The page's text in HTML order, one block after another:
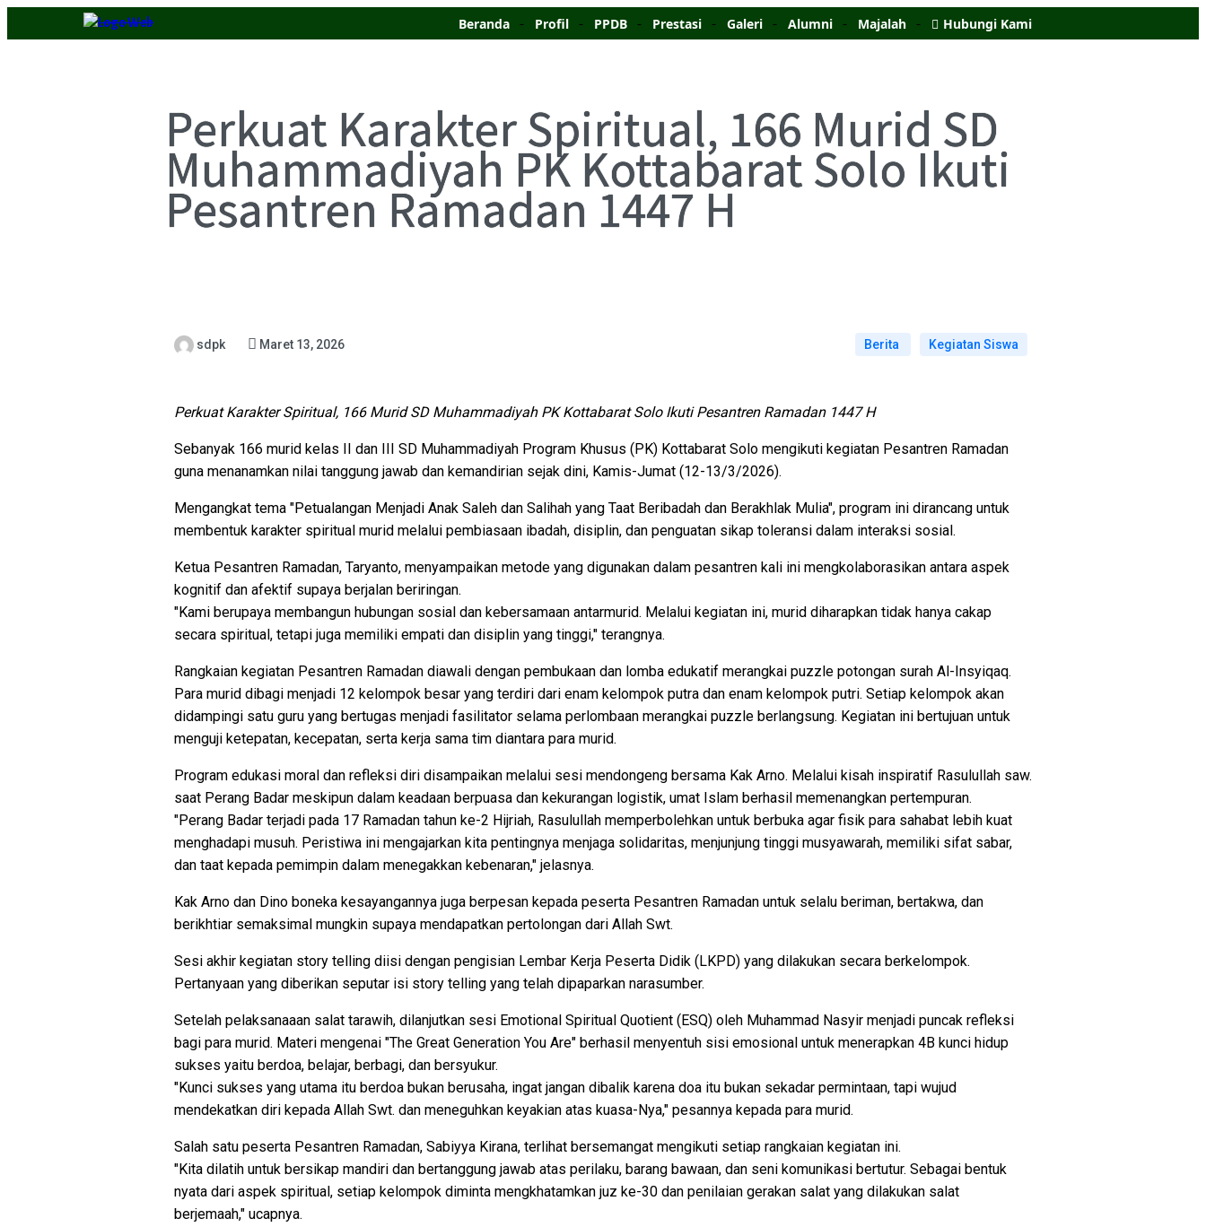
Beranda Profil PPDB Prestasi Galeri Alumni Majalah Hubungi Kami
Perkuat Karakter Spiritual, 166 Murid SD
Muhammadiyah PK Kottabarat Solo Ikuti
Pesantren Ramadan 1447 H
sdpk Maret 13, 2026 Berita Kegiatan Siswa
Perkuat Karakter Spiritual, 166 Murid SD Muhammadiyah PK Kottabarat Solo Ikuti Pesantren Ramadan 1447 H
Sebanyak 166 murid kelas II dan III SD Muhammadiyah Program Khusus (PK) Kottabarat Solo mengikuti kegiatan Pesantren Ramadan
guna menanamkan nilai tanggung jawab dan kemandirian sejak dini, Kamis-Jumat (12-13/3/2026).
Mengangkat tema "Petualangan Menjadi Anak Saleh dan Salihah yang Taat Beribadah dan Berakhlak Mulia", program ini dirancang untuk
membentuk karakter spiritual murid melalui pembiasaan ibadah, disiplin, dan penguatan sikap toleransi dalam interaksi sosial.
Ketua Pesantren Ramadan, Taryanto, menyampaikan metode yang digunakan dalam pesantren kali ini mengkolaborasikan antara aspek
kognitif dan afektif supaya berjalan beriringan.
"Kami berupaya membangun hubungan sosial dan kebersamaan antarmurid. Melalui kegiatan ini, murid diharapkan tidak hanya cakap
secara spiritual, tetapi juga memiliki empati dan disiplin yang tinggi," terangnya.
Rangkaian kegiatan Pesantren Ramadan diawali dengan pembukaan dan lomba edukatif merangkai puzzle potongan surah Al-Insyiqaq.
Para murid dibagi menjadi 12 kelompok besar yang terdiri dari enam kelompok putra dan enam kelompok putri. Setiap kelompok akan
didampingi satu guru yang bertugas menjadi fasilitator selama perlombaan merangkai puzzle berlangsung. Kegiatan ini bertujuan untuk
menguji ketepatan, kecepatan, serta kerja sama tim diantara para murid.
Program edukasi moral dan refleksi diri disampaikan melalui sesi mendongeng bersama Kak Arno. Melalui kisah inspiratif Rasulullah saw.
saat Perang Badar meskipun dalam keadaan berpuasa dan kekurangan logistik, umat Islam berhasil memenangkan pertempuran.
"Perang Badar terjadi pada 17 Ramadan tahun ke-2 Hijriah, Rasulullah memperbolehkan untuk berbuka agar fisik para sahabat lebih kuat
menghadapi musuh. Peristiwa ini mengajarkan kita pentingnya menjaga solidaritas, menjunjung tinggi musyawarah, memiliki sifat sabar,
dan taat kepada pemimpin dalam menegakkan kebenaran," jelasnya.
Kak Arno dan Dino boneka kesayangannya juga berpesan kepada peserta Pesantren Ramadan untuk selalu beriman, bertakwa, dan
berikhtiar semaksimal mungkin supaya mendapatkan pertolongan dari Allah Swt.
Sesi akhir kegiatan story telling diisi dengan pengisian Lembar Kerja Peserta Didik (LKPD) yang dilakukan secara berkelompok.
Pertanyaan yang diberikan seputar isi story telling yang telah dipaparkan narasumber.
Setelah pelaksanaaan salat tarawih, dilanjutkan sesi Emotional Spiritual Quotient (ESQ) oleh Muhammad Nasyir menjadi puncak refleksi
bagi para murid. Materi mengenai "The Great Generation You Are" berhasil menyentuh sisi emosional untuk menerapkan 4B kunci hidup
sukses yaitu berdoa, belajar, berbagi, dan bersyukur.
"Kunci sukses yang utama itu berdoa bukan berusaha, ingat jangan dibalik karena doa itu bukan sekadar permintaan, tapi wujud
mendekatkan diri kepada Allah Swt. dan meneguhkan keyakian atas kuasa-Nya," pesannya kepada para murid.
Salah satu peserta Pesantren Ramadan, Sabiyya Kirana, terlihat bersemangat mengikuti setiap rangkaian kegiatan ini.
"Kita dilatih untuk bersikap mandiri dan bertanggung jawab atas perilaku, barang bawaan, dan seni komunikasi bertutur. Sebagai bentuk
nyata dari aspek spiritual, setiap kelompok diminta mengkhatamkan juz ke-30 dan penilaian gerakan salat yang dilakukan salat
berjemaah," ucapnya.